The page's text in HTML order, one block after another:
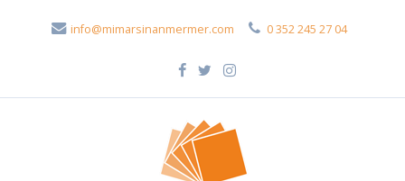
info@mimarsinanmermer.com 0 352 245 27 04